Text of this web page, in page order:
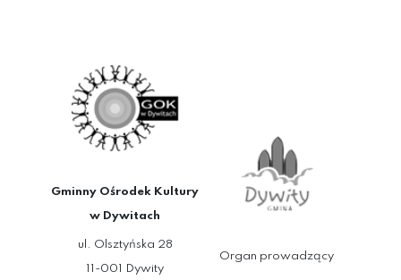
Gminny Ośrodek Kultury
w Dywitach
ul. Olsztyńska 28
11-001 Dywity
Organ prowadzący